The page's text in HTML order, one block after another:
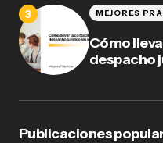
Cómo
despacho
MEJORES
Publicaciones